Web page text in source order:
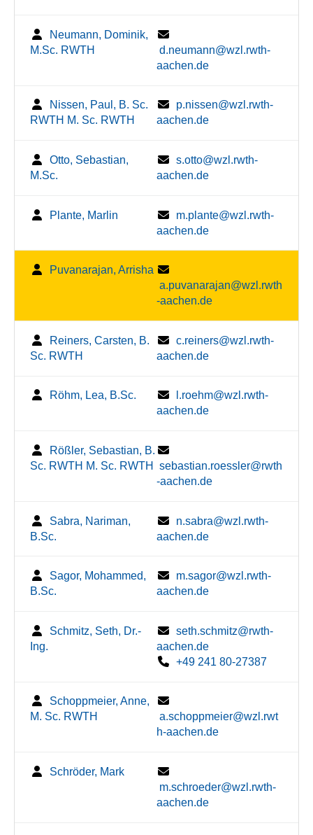
Neumann, Dominik,
M.Sc. RWTH
d.neumann@wzl.rwth-
aachen.de
Nissen, Paul, B. Sc.
RWTH M. Sc. RWTH
p.nissen@wzl.rwth-
aachen.de
Otto, Sebastian,
M.Sc.
s.otto@wzl.rwth-
aachen.de
Plante, Marlin
m.plante@wzl.rwth-
aachen.de
Puvanarajan, Arrisha
a.puvanarajan@wzl.rwth
-aachen.de
Reiners, Carsten, B.
Sc. RWTH
c.reiners@wzl.rwth-
aachen.de
Röhm, Lea, B.Sc.
l.roehm@wzl.rwth-
aachen.de
Rößler, Sebastian, B.
Sc. RWTH M. Sc. RWTH
sebastian.roessler@rwth
-aachen.de
Sabra, Nariman,
B.Sc.
n.sabra@wzl.rwth-
aachen.de
Sagor, Mohammed,
B.Sc.
m.sagor@wzl.rwth-
aachen.de
Schmitz, Seth, Dr.-
Ing.
seth.schmitz@rwth-
aachen.de
+49 241 80-27387
Schoppmeier, Anne,
M. Sc. RWTH
a.schoppmeier@wzl.rwt
h-aachen.de
Schröder, Mark
m.schroeder@wzl.rwth-
aachen.de